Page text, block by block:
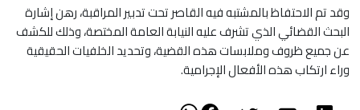
وقد تم الاحتفاظ بالمشتبه فيه القاصر تحت تدبير المراقبة، رهن إشارة
البحث القضائي الذي تشرف عليه النيابة العامة المختصة، وذلك للكشف
عن جميع ظروف وملابسات هذه القضية، وتحديد الخلفيات الحقيقية
وراء ارتكاب هذه الأفعال الإجرامية.